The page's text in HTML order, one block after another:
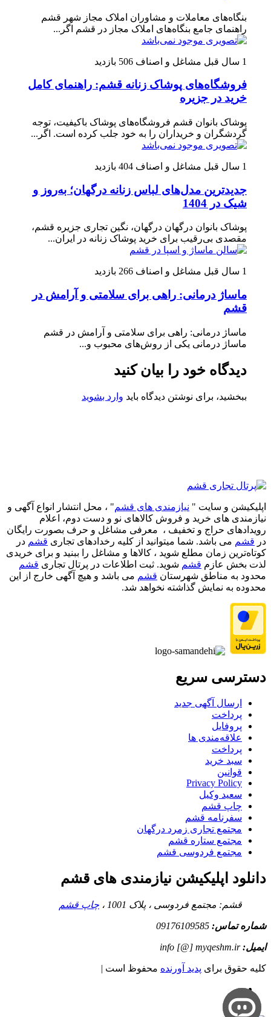
بنگاه‌های معاملات و مشاوران املاک مجاز شهر قشم
راهنمای جامع بنگاه‌های املاک مجاز در قشم اگر...
1 سال قبل مشاغل و اصناف 506 بازدید
فروشگاه‌های پوشاک زنانه قشم: راهنمای کامل
خرید در جزیره
پوشاک بانوان قشم فروشگاه‌های پوشاک باکیفیت، توجه
گردشگران و خریداران را به خود جلب کرده است. اگر...
1 سال قبل مشاغل و اصناف 404 بازدید
جدیدترین مدل‌های لباس زنانه درگهان؛ به‌روز و
شیک در 1404
پوشاک بانوان درگهان درگهان، نگین تجاری جزیره قشم،
مقصدی بی‌رقیب برای خرید پوشاک زنانه در ایران...
1 سال قبل مشاغل و اصناف 266 بازدید
ماساژ درمانی: راهی برای سلامتی و آرامش در
قشم
ماساژ درمانی: راهی برای سلامتی و آرامش در قشم
ماساژ درمانی یکی از روش‌های محبوب و...
دیدگاه خود را بیان کنید
ببخشید، برای نوشتن دیدگاه باید وارد بشوید
اپلیکیشن و سایت " نیازمندی های قشم" ، محل انتشار انواع آگهی و
نیازمندی های خرید و فروش کالاهای نو و دست‌ دوم، اعلام
رویدادهای حراج و تخفیف ، معرفی مشاغل و حرف بصورت رایگان
در قشم می باشد. شما میتوانید از کلیه رخدادهای تجاری قشم در
کوتاه‌ترین زمان مطلع شوید ، کالاها و مشاغل را ببنید و برای خریدی
لذت بخش عازم قشم شوید. ثبت اطلاعات در پرتال تجاری قشم
محدود به مناطق شهرستان قشم می باشد و هیچ آگهی خارج از این
محدوده به نمایش گذاشته نخواهد شد.
دسترسی سریع
ارسال آگهی جدید
پرداخت
پروفایل
علاقه‌مندی ها
پرداخت
سبد خرید
قوانین
Privacy Policy
سعید وکیل
چاپ قشم
سفرنامه قشم
مجتمع تجاری زمرد درگهان
مجتمع ستاره قشم
مجتمع فردوسی قشم
دانلود اپلیکیشن نیازمندی های قشم
قشم: مجتمع فردوسی ، پلاک 1001 ، چاپ قشم
شماره تماس: 09176109585
ایمیل:info [@] myqeshm.ir
کلیه حقوق برای پدید آورنده محفوظ است |